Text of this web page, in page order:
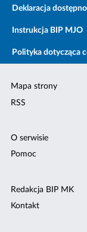
Deklaracja
Instrukcja BIP MJO
Polityka dotycząca
Mapa strony
RSS
O serwisie
Pomoc
Redakcja BIP MK
Kontakt